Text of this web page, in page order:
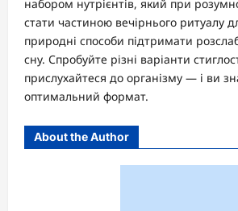
набором нутрієнтів, який при
стати частиною вечірнього ритуалу
природні способи підтримати
сну. Спробуйте різні варіанти
прислухайтеся до організму — і ви
оптимальний формат.
About the Author